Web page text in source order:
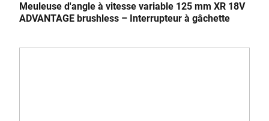
Meuleuse d'angle à vitesse variable 125 mm XR 18V
ADVANTAGE brushless – Interrupteur à gâchette